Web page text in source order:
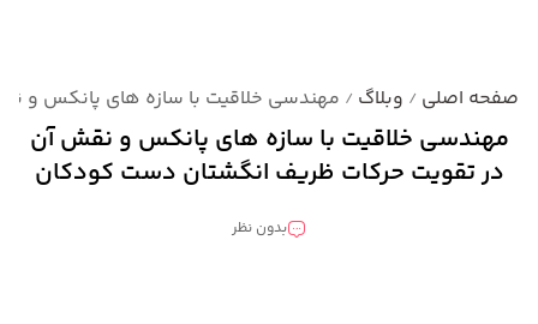
صفحه اصلی / وبلاگ / مهندسی خلاقیت با سازه های پانکس و
مهندسی خلاقیت با سازه های پانکس و نقش آن
در تقویت حرکات ظریف انگشتان دست کودکان
بدون نظر